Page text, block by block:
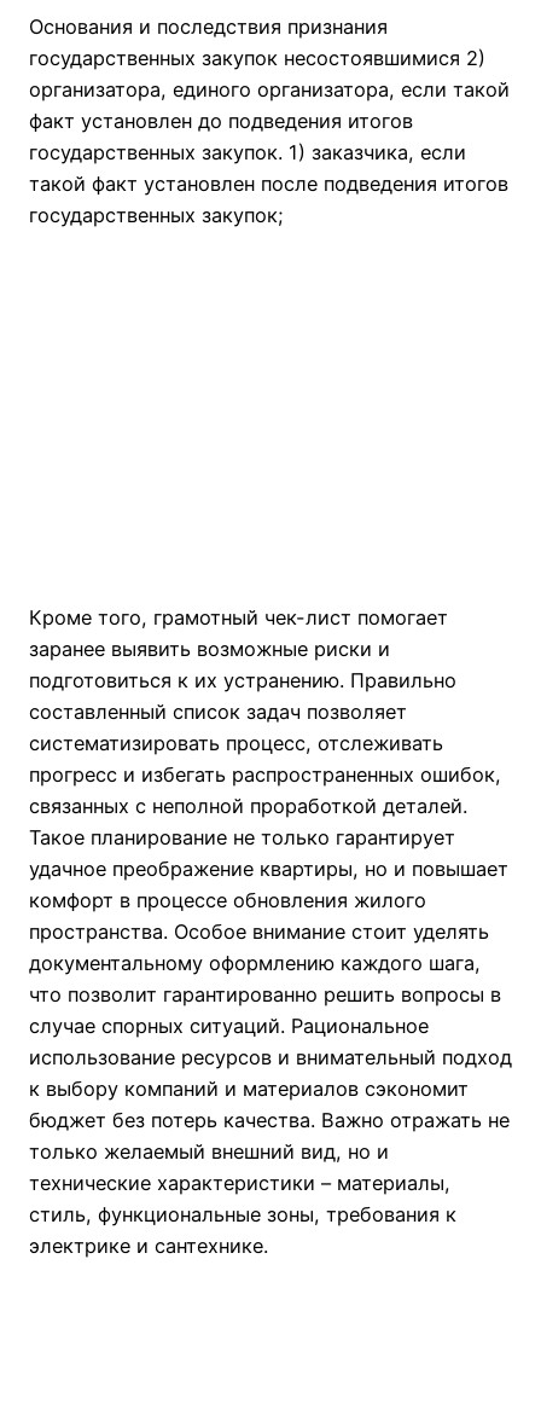
Основания и последствия признания
государственных закупок несостоявшимися 2)
организатора, единого организатора, если такой
факт установлен до подведения итогов
государственных закупок. 1) заказчика, если
такой факт установлен после подведения итогов
государственных закупок;
Кроме того, грамотный чек-лист помогает
заранее выявить возможные риски и
подготовиться к их устранению. Правильно
составленный список задач позволяет
систематизировать процесс, отслеживать
прогресс и избегать распространенных ошибок,
связанных с неполной проработкой деталей.
Такое планирование не только гарантирует
удачное преображение квартиры, но и повышает
комфорт в процессе обновления жилого
пространства. Особое внимание стоит уделять
документальному оформлению каждого шага,
что позволит гарантированно решить вопросы в
случае спорных ситуаций. Рациональное
использование ресурсов и внимательный подход
к выбору компаний и материалов сэкономит
бюджет без потерь качества. Важно отражать не
только желаемый внешний вид, но и
технические характеристики – материалы,
стиль, функциональные зоны, требования к
электрике и сантехнике.